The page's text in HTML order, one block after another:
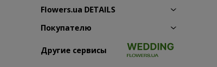
Flowers.ua DETAILS
Покупателю
Другие сервисы